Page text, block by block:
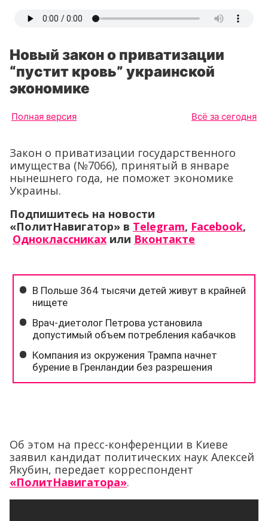
Новый закон о приватизации
“пустит кровь” украинской
экономике
Полная версия Всё за сегодня
Закон о приватизации государственного
имущества (№7066), принятый в январе
нынешнего года, не поможет экономике
Украины.
Подпишитесь на новости
«ПолитНавигатор» в Telegram, Facebook,
Одноклассниках или Вконтакте
Об этом на пресс-конференции в Киеве
заявил кандидат политических наук Алексей
Якубин, передает корреспондент
«ПолитНавигатора».